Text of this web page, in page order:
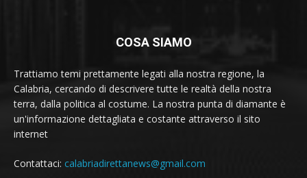
COSA SIAMO
Trattiamo temi prettamente legati alla nostra regione, la
Calabria, cercando di descrivere tutte le realtà della nostra
terra, dalla politica al costume. La nostra punta di diamante è
un'informazione dettagliata e costante attraverso il sito
internet
Contattaci: calabriadirettanews@gmail.com